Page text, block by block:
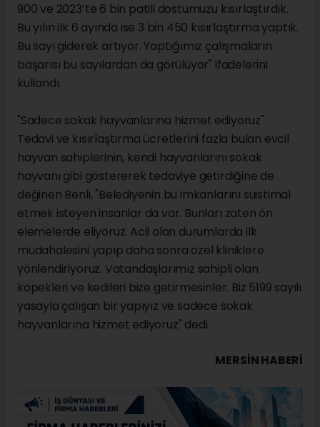
900 ve 2023’te 6 bin patili dostumuzu kısırlaştırdık.
Bu yılın ilk 6 ayında ise 3 bin 450 kısırlaştırma yaptık.
Bu sayı giderek artıyor. Yaptığımız çalışmaların
başarısı bu sayılardan da görülüyor" ifadelerini
kullandı.
"Sadece sokak hayvanlarına hizmet ediyoruz"
Tedavi ve kısırlaştırma ücretlerini fazla bulan evcil
hayvan sahiplerinin, kendi hayvanlarını sokak
hayvanı gibi göstererek tedaviye getirdiğine de
değinen Benli, "Belediyenin bu imkanlarını suistimal
etmek isteyen insanlar da var. Bunları zaten ön
elemelerde eliyoruz. Acil olan durumlarda ilk
müdahalesini yapıp daha sonra özel kliniklere
yönlendiriyoruz. Vatandaşlarımız sahipli olan
köpekleri ve kedileri bize getirmesinler. Biz 5199 sayılı
yasayla çalışan bir yapıyız ve sadece sokak
hayvanlarına hizmet ediyoruz" dedi.
MERSIN HABERİ